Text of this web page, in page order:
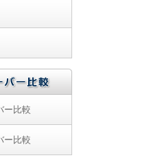
ー比較
ー比較